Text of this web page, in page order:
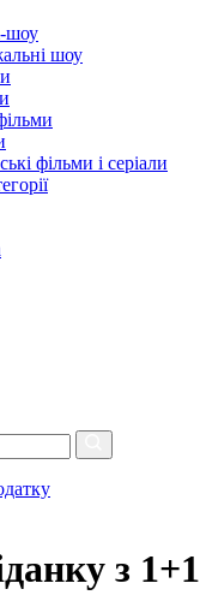
шоу
шоу
фільми і серіали
з 1+1